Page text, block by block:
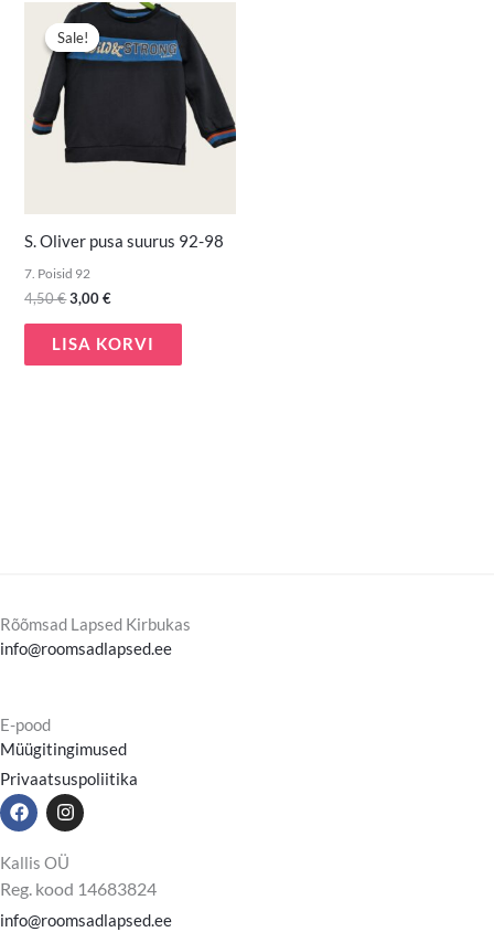
Sale!
Sale!
S. Oliver pusa suurus 92-98
7. Poisid 92
4,50€
Algne
hind
oli:
4,50 €.
3,00€
Praegune
hind
on:
3,00 €.
LISA KORVI
Rõõmsad Lapsed Kirbukas
info@roomsadlapsed.ee
E-pood
Müügitingimused
Privaatsuspoliitika
F
a
e
o
o
I
n
t
g
r
Kallis OÜ
Reg. kood 14683824
info@roomsadlapsed.ee